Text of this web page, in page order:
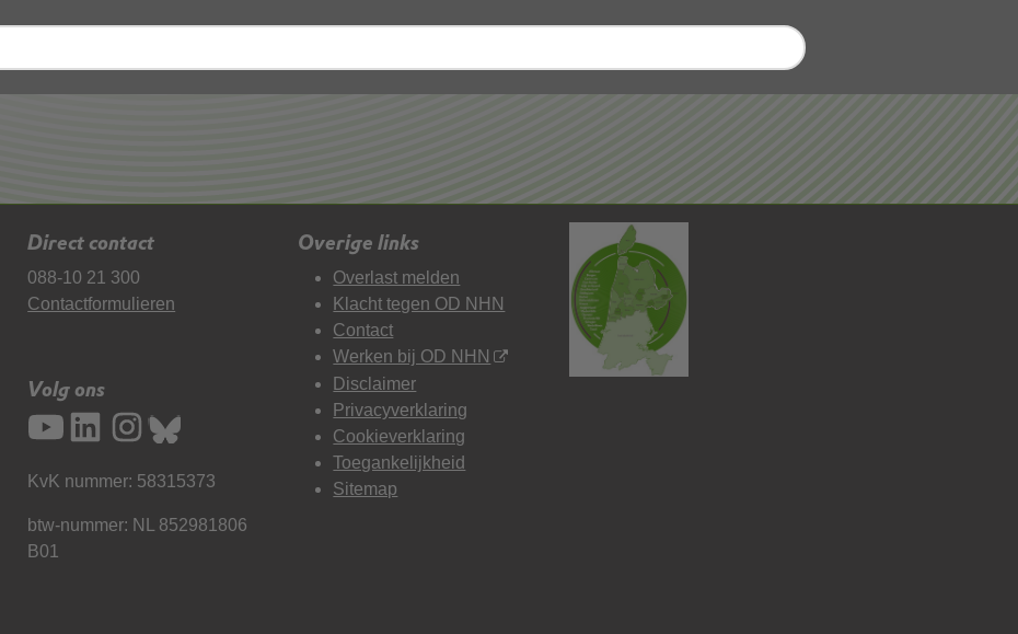
Direct contact
088-10 21 300
Contactformulieren
Volg ons
KvK nummer: 58315373
btw-nummer: NL 852981806
B01
Overige links
Overlast melden
Klacht tegen OD NHN
Contact
Werken bij OD NHN
Disclaimer
Privacyverklaring
Cookieverklaring
Toegankelijkheid
Sitemap